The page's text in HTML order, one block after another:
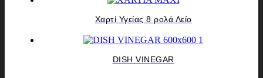
Χαρτί Υγείας 8 ρολά Λείο
DISH VINEGAR